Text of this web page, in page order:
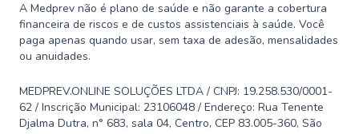
A Medprev não é plano de saúde e não garante a cobertura
financeira de riscos e de custos assistenciais à saúde. Você
paga apenas quando usar, sem taxa de adesão, mensalidades
ou anuidades.
MEDPREV.ONLINE SOLUÇÕES LTDA / CNPJ: 19.258.530/0001-
62 / Inscrição Municipal: 23106048 / Endereço: Rua Tenente
Djalma Dutra, n° 683, sala 04, Centro, CEP 83.005-360, São